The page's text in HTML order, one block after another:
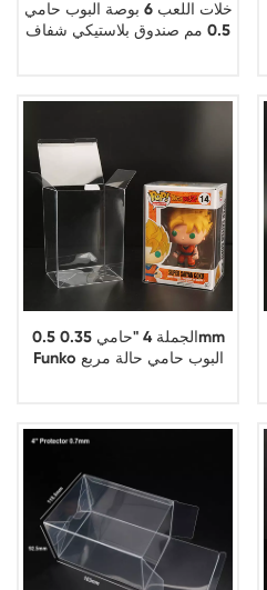
خلات اللعب 6 بوصة البوب حامي
0.5 مم صندوق بلاستيكي شفاف
الجملة 4 "حامي 0.35 0.5mm
Funko البوب حامي حالة مربع